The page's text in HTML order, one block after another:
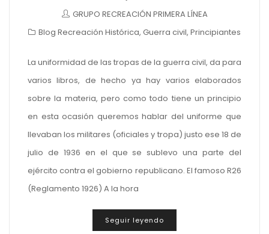
GRUPO RECREACIÓN PRIMERA LÍNEA
Blog Recreación Histórica, Guerra civil, Principiantes
La uniformidad de las tropas de la guerra civil, da para
varios libros, de hecho ya hay varios elaborados
sobre la materia, pero como todo tiene un principio
en esta ocasión queremos hablar del uniforme que
llevaban los militares (oficiales y tropa) justo ese 18 de
julio de 1936 en el que se sublevo una parte del
ejército contra el gobierno republicano. El famoso R26
(Reglamento 1926) A la hora
Seguir leyendo